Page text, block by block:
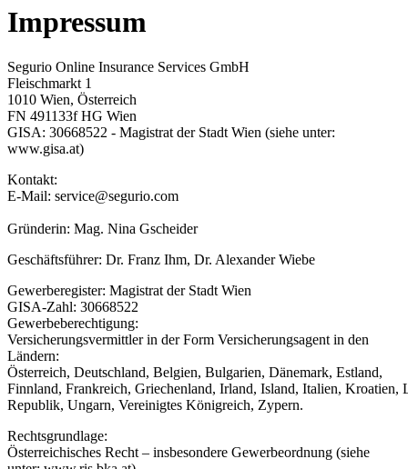
Impressum
Segurio Online Insurance Services GmbH
Fleischmarkt 1
1010 Wien, Österreich
FN 491133f HG Wien
GISA: 30668522 - Magistrat der Stadt Wien (siehe unter:
www.gisa.at)
Kontakt:
E-Mail: service@segurio.com
Gründerin: Mag. Nina Gscheider
Geschäftsführer: Dr. Franz Ihm, Dr. Alexander Wiebe
Gewerberegister: Magistrat der Stadt Wien
GISA-Zahl: 30668522
Gewerbeberechtigung:
Versicherungsvermittler in der Form Versicherungsagent in den
Ländern:
Österreich, Deutschland, Belgien, Bulgarien, Dänemark, Estland,
Finnland, Frankreich, Griechenland, Irland, Island, Italien,
Republik, Ungarn, Vereinigtes Königreich, Zypern.
Rechtsgrundlage:
Österreichisches Recht – insbesondere Gewerbeordnung (siehe